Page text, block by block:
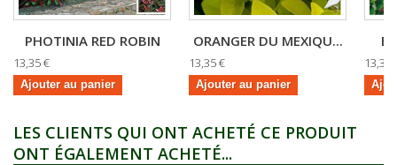
PHOTINIA RED ROBIN
13,35 €
Ajouter au panier
ORANGER DU MEXIQU...
13,35 €
Ajouter au panier
13,35
LES CLIENTS QUI ONT ACHETÉ CE PRODUIT
ONT ÉGALEMENT ACHETÉ...